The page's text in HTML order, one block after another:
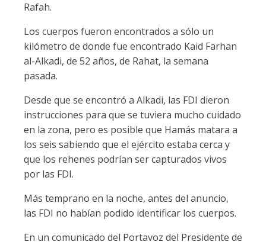
Rafah.
Los cuerpos fueron encontrados a sólo un
kilómetro de donde fue encontrado Kaid Farhan
al-Alkadi, de 52 años, de Rahat, la semana
pasada.
Desde que se encontró a Alkadi, las FDI dieron
instrucciones para que se tuviera mucho cuidado
en la zona, pero es posible que Hamás matara a
los seis sabiendo que el ejército estaba cerca y
que los rehenes podrían ser capturados vivos
por las FDI.
Más temprano en la noche, antes del anuncio,
las FDI no habían podido identificar los cuerpos.
En un comunicado del Portavoz del Presidente de